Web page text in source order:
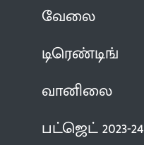
வேலை
டிரெண்டிங்
வானிலை
பட்ஜெட் 2023-24